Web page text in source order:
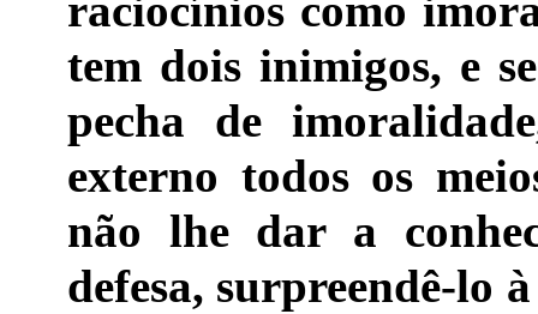
raciocínios como
tem dois inimigos, e
pecha de
externo todos os
não lhe dar a
defesa, surpreendê-lo